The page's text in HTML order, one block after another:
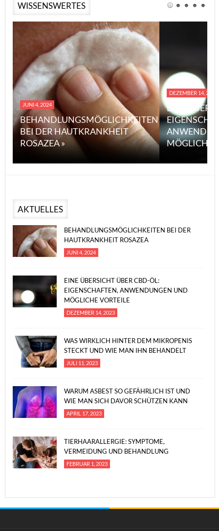
WISSENSWERTES
JUNI 4, 2024
BEHANDLUNGSMÖGLICHKEITEN
BEI DER HAUTKRANKHEIT
ROSAZEA »
DEZEMBER 14, 2023
EINE
MÖGLICHE
AKTUELLES
BEHANDLUNGSMÖGLICHKEITEN BEI DER
HAUTKRANKHEIT ROSAZEA
JUNI 4, 2024
EINE ÜBERSICHT ÜBER CBD-ÖL:
EIGENSCHAFTEN, ANWENDUNGEN UND
MÖGLICHE VORTEILE
DEZEMBER 14, 2023
WAS WIRKLICH HINTER DEM MIKROPENIS
STECKT UND WIE MAN IHN BEHANDELT
JULI 11, 2023
WARUM ASBEST SO GEFÄHRLICH IST UND
WIE MAN SICH DAVOR SCHÜTZEN KANN
APRIL 17, 2023
TIERHAARALLERGIE: SYMPTOME,
VERMEIDUNG UND BEHANDLUNG
FEBRUAR 1, 2023